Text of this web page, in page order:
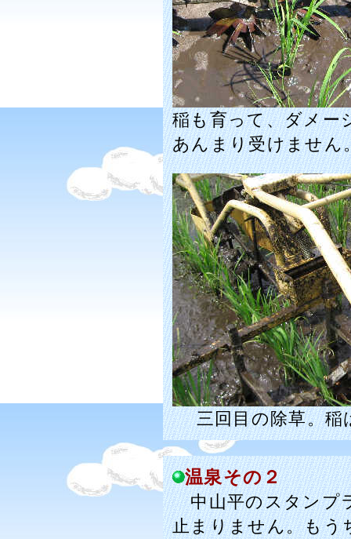
稲も育って、ダメー
あんまり受けません
三回目の除草。
温泉その２
中山平のスタンプ
止まりません。もう